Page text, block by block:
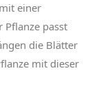
einer
Pflanze passt
die Blätter
mit dieser